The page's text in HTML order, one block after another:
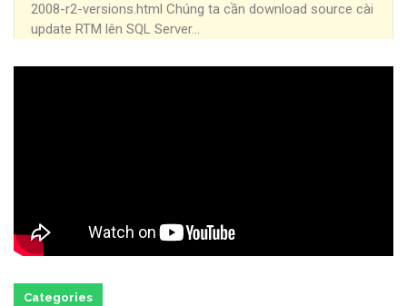
2008-r2-versions.html Chúng ta cần download source cài
update RTM lên SQL Server…
Categories